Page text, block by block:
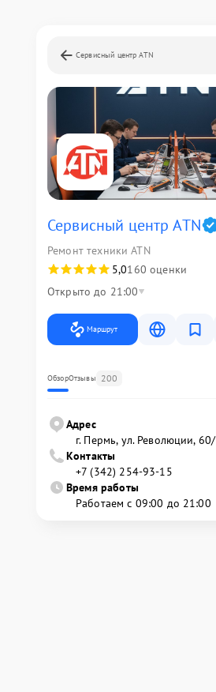
Сервисный центр ATN
Сервисный центр ATN
Ремонт техники ATN
5,0160 оценки
Открыто до 21:00
Маршрут
ОбзорОтзывы 200
Адрес
г. Пермь, ул. ​Революции,
Контакты
+7 (342) 254-93-15
Время работы
Работаем с 09:00 до 21:00